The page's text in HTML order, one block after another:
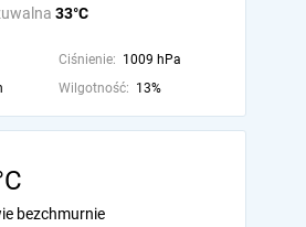
33°C
Ciśnienie: 1009 hPa
Wilgotność: 13%
bezchmurnie